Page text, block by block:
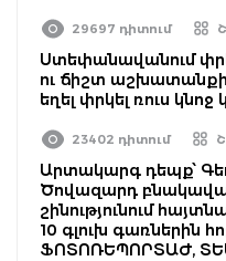
29697 դիտում
Ստեփանավանում
ու ճիշտ աշխատանքի
եղել փրկել ռուս կնոջ
23402 դիտում
Արտակարգ դեպք՝
Ծովազարդ
շինությունում
10 գլուխ գառներին
ՖՈՏՈՌԵՊՈՐՏԱԺ,